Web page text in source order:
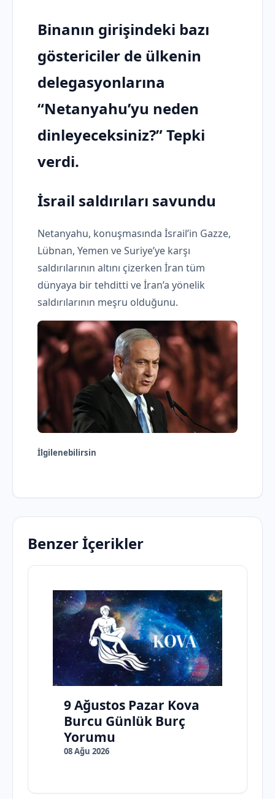
Binanın girişindeki bazı
göstericiler de ülkenin
delegasyonlarına
“Netanyahu’yu neden
dinleyeceksiniz?” Tepki
verdi.
İsrail saldırıları savundu
Netanyahu, konuşmasında İsrail’in Gazze,
Lübnan, Yemen ve Suriye’ye karşı
saldırılarının altını çizerken İran tüm
dünyaya bir tehditti ve İran’a yönelik
saldırılarının meşru olduğunu.
İlgilenebilirsin
Benzer İçerikler
9 Ağustos Pazar Kova
Burcu Günlük Burç
Yorumu
08 Ağu 2026